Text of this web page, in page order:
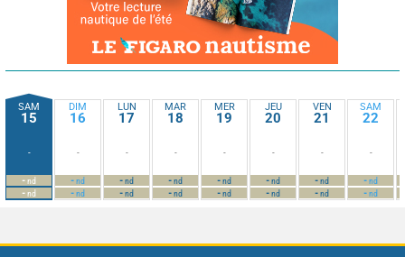
SAM
15
-
-nd
-nd
DIM
16
-
-nd
-nd
LUN
17
-
-nd
-nd
MAR
18
-
-nd
-nd
MER
19
-
-nd
-nd
JEU
20
-
-nd
-nd
VEN
21
-
-nd
-nd
SAM
22
-
-nd
-nd